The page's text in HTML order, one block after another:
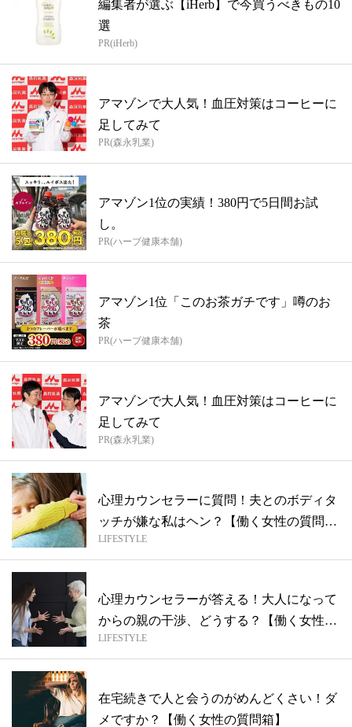
編集者が選ぶ【iHerb】で今買うべきもの10
選
PR(iHerb)
アマゾンで大人気！血圧対策はコーヒーに
足してみて
PR(森永乳業)
アマゾン1位の実績！380円で5日間お試
し。
PR(ハーブ健康本舗)
アマゾン1位「このお茶ガチです」噂のお
茶
PR(ハーブ健康本舗)
アマゾンで大人気！血圧対策はコーヒーに
足してみて
PR(森永乳業)
心理カウンセラーに質問！夫とのボディタ
ッチが嫌な私はヘン？【働く女性の質問
箱】
LIFESTYLE
心理カウンセラーが答える！大人になって
からの親の干渉、どうする？【働く女性の
質問...
LIFESTYLE
在宅続きで人と会うのがめんどくさい！ダ
メですか？【働く女性の質問箱】